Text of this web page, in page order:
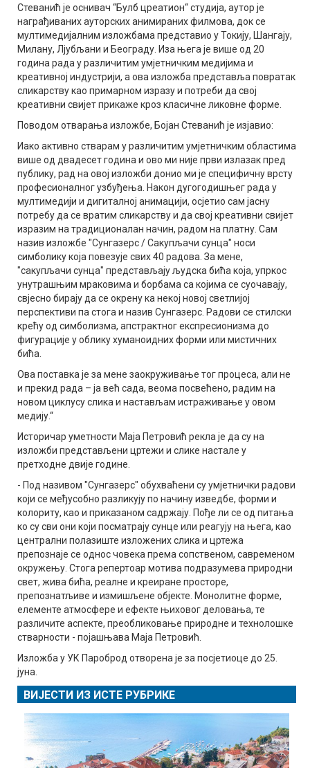
Стеванић је оснивач “Булб цреатион“ студија, аутор је
награђиваних ауторских анимираних филмова, док се
мултимедијалним изложбама представио у Токију, Шангају,
Милану, Лјубљани и Београду. Иза њега је више од 20
година рада у различитим умјетничким медијима и
креативној индустрији, а ова изложба представља повратак
сликарству као примарном изразу и потреби да свој
креативни свијет прикаже кроз класичне ликовне форме.
Поводом отварања изложбе, Бојан Стеванић је изјавио:
Иако активно стварам у различитим умјетничким областима
више од двадесет година и ово ми није први излазак пред
публику, рад на овој изложби донио ми је специфичну врсту
професионалног узбуђења. Након дугогодишњег рада у
мултимедији и дигиталној анимацији, осјетио сам јасну
потребу да се вратим сликарству и да свој креативни свијет
изразим на традиционалан начин, радом на платну. Сам
назив изложбе "Сунгазерс / Сакупљачи сунца" носи
симболику која повезује свих 40 радова. За мене,
"сакупљачи сунца" представљају људска бића која, упркос
унутрашњим мраковима и борбама са којима се суочавају,
свјесно бирају да се окрену ка некој новој светлијој
перспективи па стога и назив Сунгазерс. Радови се стилски
крећу од симболизма, апстрактног експресионизма до
фигурације у облику хуманоидних форми или мистичних
бића.
Ова поставка је за мене заокруживање тог процеса, али не
и прекид рада – ја већ сада, веома посвећено, радим на
новом циклусу слика и настављам истраживање у овом
медију.“
Историчар уметности Маја Петровић рекла је да су на
изложби представљени цртежи и слике настале у
претходне двије године.
- Под називом "Сунгазерс" обухваћени су умјетнички радови
који се међусобно разликују по начину изведбе, форми и
колориту, као и приказаном садржају. Пође ли се од питања
ко су сви они који посматрају сунце или реагују на њега, као
централни полазиште изложених слика и цртежа
препознаје се однос човека према сопственом, савременом
окружењу. Стога репертоар мотива подразумева природни
свет, жива бића, реалне и креиране просторе,
препознатљиве и измишљене објекте. Монолитне форме,
елементе атмосфере и ефекте њиховог деловања, те
различите аспекте, преобликовање природне и технолошке
стварности - појашњава Маја Петровић.
Изложба у УК Пароброд отворена је за посјетиоце до 25.
јуна.
ВИЈЕСТИ ИЗ ИСТЕ РУБРИКЕ